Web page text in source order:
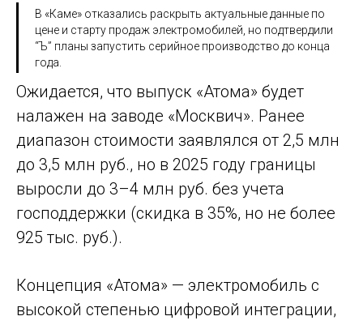
В «Каме» отказались раскрыть актуальные данные по
цене и старту продаж электромобилей, но подтвердили
“Ъ” планы запустить серийное производство до конца
года.
Ожидается, что выпуск «Атома» будет
налажен на заводе «Москвич». Ранее
диапазон стоимости заявлялся от 2,5 млн
до 3,5 млн руб., но в 2025 году границы
выросли до 3–4 млн руб. без учета
господдержки (скидка в 35%, но не более
925 тыс. руб.).
Концепция «Атома» — электромобиль с
высокой степенью цифровой интеграции,